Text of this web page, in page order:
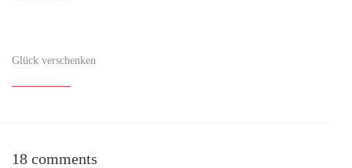
Glück verschenken
18 comments